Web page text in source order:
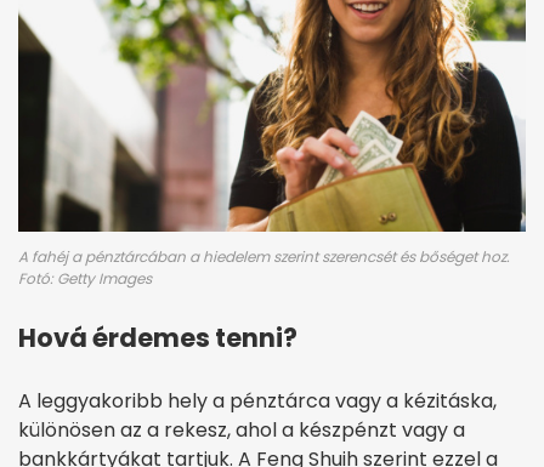
A fahéj a pénztárcában a hiedelem szerint szerencsét és bőséget hoz.
Fotó: Getty Images
Hová érdemes tenni?
A leggyakoribb hely a pénztárca vagy a kézitáska,
különösen az a rekesz, ahol a készpénzt vagy a
bankkártyákat tartjuk. A Feng Shuih szerint ezzel a